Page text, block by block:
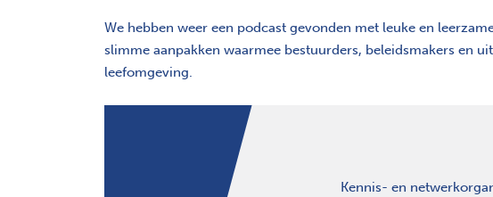
We hebben weer een podcast gevonden met leuke en
slimme aanpakken waarmee bestuurders, beleidsmakers en
leefomgeving.
Kennis- en